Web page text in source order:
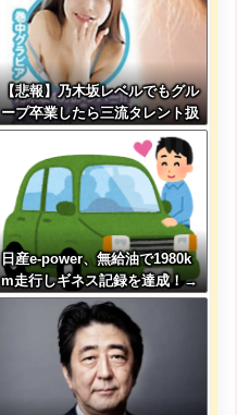
【悲報】乃木坂レベルでもグル
ープ卒業したら三流タレント扱
いになる模様・・・
日産e-power、無給油で1980k
m走行しギネス記録を達成！→
山頂から下ってるだけでした…